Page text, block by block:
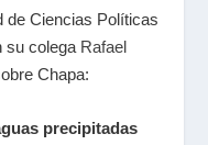
de Ciencias Políticas
su colega Rafael
Chapa:
precipitadas